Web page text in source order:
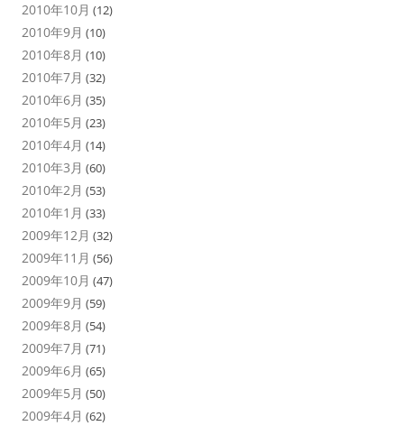
2010年10月 (12)
2010年9月 (10)
2010年8月 (10)
2010年7月 (32)
2010年6月 (35)
2010年5月 (23)
2010年4月 (14)
2010年3月 (60)
2010年2月 (53)
2010年1月 (33)
2009年12月 (32)
2009年11月 (56)
2009年10月 (47)
2009年9月 (59)
2009年8月 (54)
2009年7月 (71)
2009年6月 (65)
2009年5月 (50)
2009年4月 (62)